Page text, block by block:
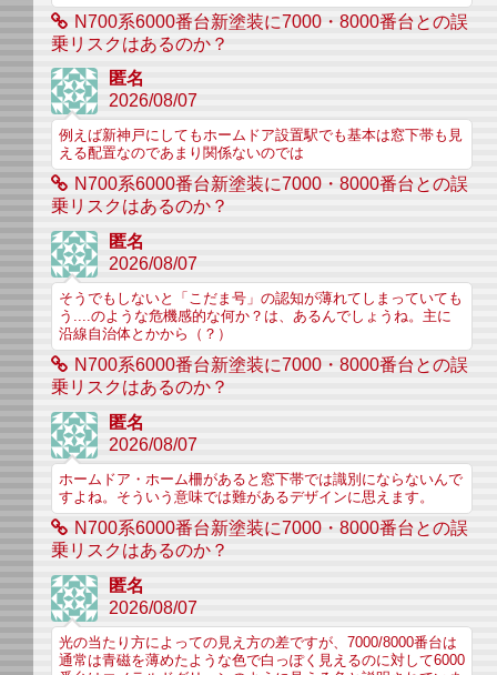
N700系6000番台新塗装に7000・8000番台との誤
乗リスクはあるのか？
匿名
2026/08/07
例えば新神戸にしてもホームドア設置駅でも基本は窓下帯も見
える配置なのであまり関係ないのでは
N700系6000番台新塗装に7000・8000番台との誤
乗リスクはあるのか？
匿名
2026/08/07
そうでもしないと「こだま号」の認知が薄れてしまっていても
う....のような危機感的な何か？は、あるんでしょうね。主に
沿線自治体とかから（？）
N700系6000番台新塗装に7000・8000番台との誤
乗リスクはあるのか？
匿名
2026/08/07
ホームドア・ホーム柵があると窓下帯では識別にならないんで
すよね。そういう意味では難があるデザインに思えます。
N700系6000番台新塗装に7000・8000番台との誤
乗リスクはあるのか？
匿名
2026/08/07
光の当たり方によっての見え方の差ですが、7000/8000番台は
通常は青磁を薄めたような色で白っぽく見えるのに対して6000